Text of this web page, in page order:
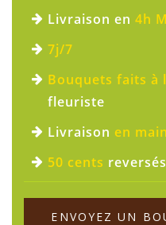
Livraison en 4h
7j/7
Bouquets faits à
fleuriste
Livraison en
50 cents
ENVOYEZ UN